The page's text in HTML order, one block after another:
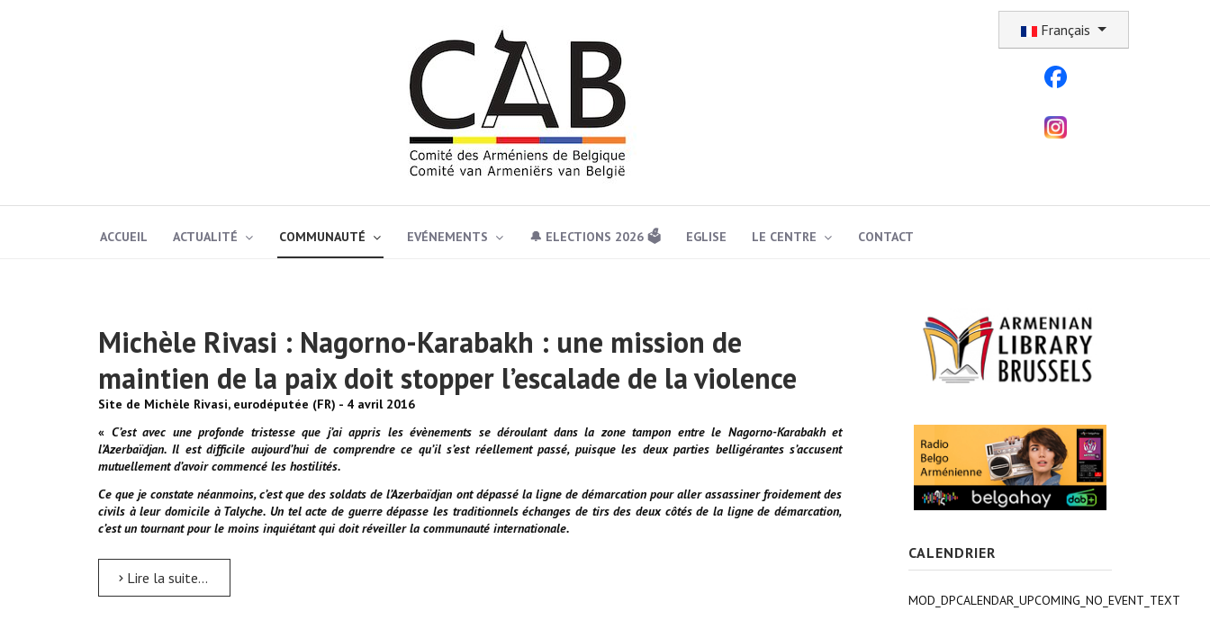
Français
ACCUEIL ACTUALITÉ COMMUNAUTÉ EVÉNEMENTS 🔔 ELECTIONS 2026 🗳️ EGLISE LE CENTRE CONTACT
Michèle Rivasi : Nagorno-Karabakh : une mission de
maintien de la paix doit stopper l’escalade de la violence
Site de Michèle Rivasi, eurodéputée (FR) - 4 avril 2016
« C’est avec une profonde tristesse que j’ai appris les évènements se déroulant dans la zone tampon entre le Nagorno-Karabakh et
l’Azerbaïdjan. Il est difficile aujourd’hui de comprendre ce qu’il s’est réellement passé, puisque les deux parties belligérantes s’accusent
mutuellement d’avoir commencé les hostilités.
Ce que je constate néanmoins, c’est que des soldats de l’Azerbaïdjan ont dépassé la ligne de démarcation pour aller assassiner froidement des
civils à leur domicile à Talyche. Un tel acte de guerre dépasse les traditionnels échanges de tirs des deux côtés de la ligne de démarcation,
c’est un tournant pour le moins inquiétant qui doit réveiller la communauté internationale.
Lire la suite...
CALENDRIER
MOD_DPCALENDAR_UPCOMING_NO_EVENT_TEXT